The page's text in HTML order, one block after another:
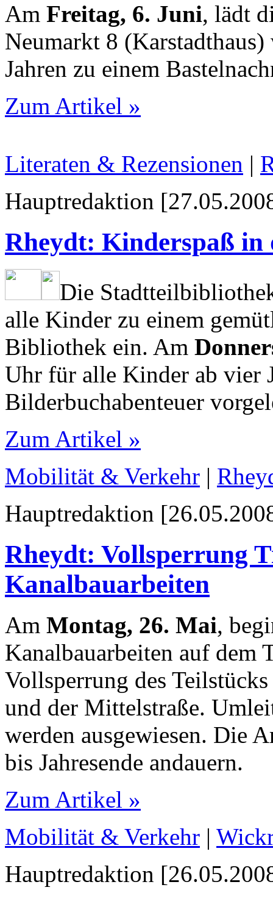
Am Freitag, 6. Juni, lädt
Neumarkt 8
Jahren zu einem
Zum Artikel »
Literaten & Rezensionen |
Hauptredaktion
Rheydt: Kinderspaß
Die
alle Kinder zu einem
Bibliothek ein. Am
Uhr für alle Kinder ab vier
Bilderbuchabenteuer
Zum Artikel »
Mobilität & Verkehr |
Hauptredaktion
Rheydt: Vollsperrung
Kanalbauarbeiten
Am Montag, 26. Mai,
Kanalbauarbeiten auf dem
Vollsperrung des
und der Mittelstraße.
werden ausgewiesen. Die
bis Jahresende andauern.
Zum Artikel »
Mobilität & Verkehr |
Hauptredaktion